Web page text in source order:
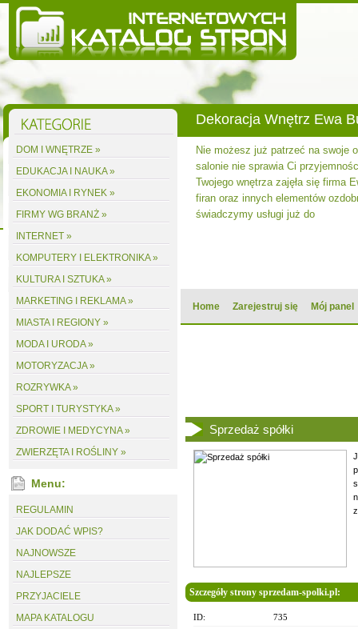
Dekoracja Wnętrz Ewa
Nie możesz już patrzeć na swoje
salonie nie sprawia Ci
Twojego wnętrza zajęła się firma
firan oraz innych elementów
świadczymy usługi już do
Home Zarejestruj się Mój panel
DOM I WNĘTRZE »
EDUKACJA I NAUKA »
EKONOMIA I RYNEK »
FIRMY WG BRANŻ »
INTERNET »
KOMPUTERY I ELEKTRONIKA »
KULTURA I SZTUKA »
MARKETING I REKLAMA »
MIASTA I REGIONY »
MODA I URODA »
MOTORYZACJA »
ROZRYWKA »
SPORT I TURYSTYKA »
ZDROWIE I MEDYCYNA »
ZWIERZĘTA I ROŚLINY »
Menu:
REGULAMIN
JAK DODAĆ WPIS?
NAJNOWSZE
NAJLEPSZE
PRZYJACIELE
MAPA KATALOGU
Sprzedaż spółki
Szczegóły strony sprzedam-spolki.pl:
ID:
735